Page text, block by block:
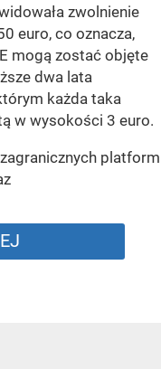
zwolnienie
euro, co oznacza,
mogą zostać objęte
dwa lata
każda taka
w wysokości 3 euro.
platform